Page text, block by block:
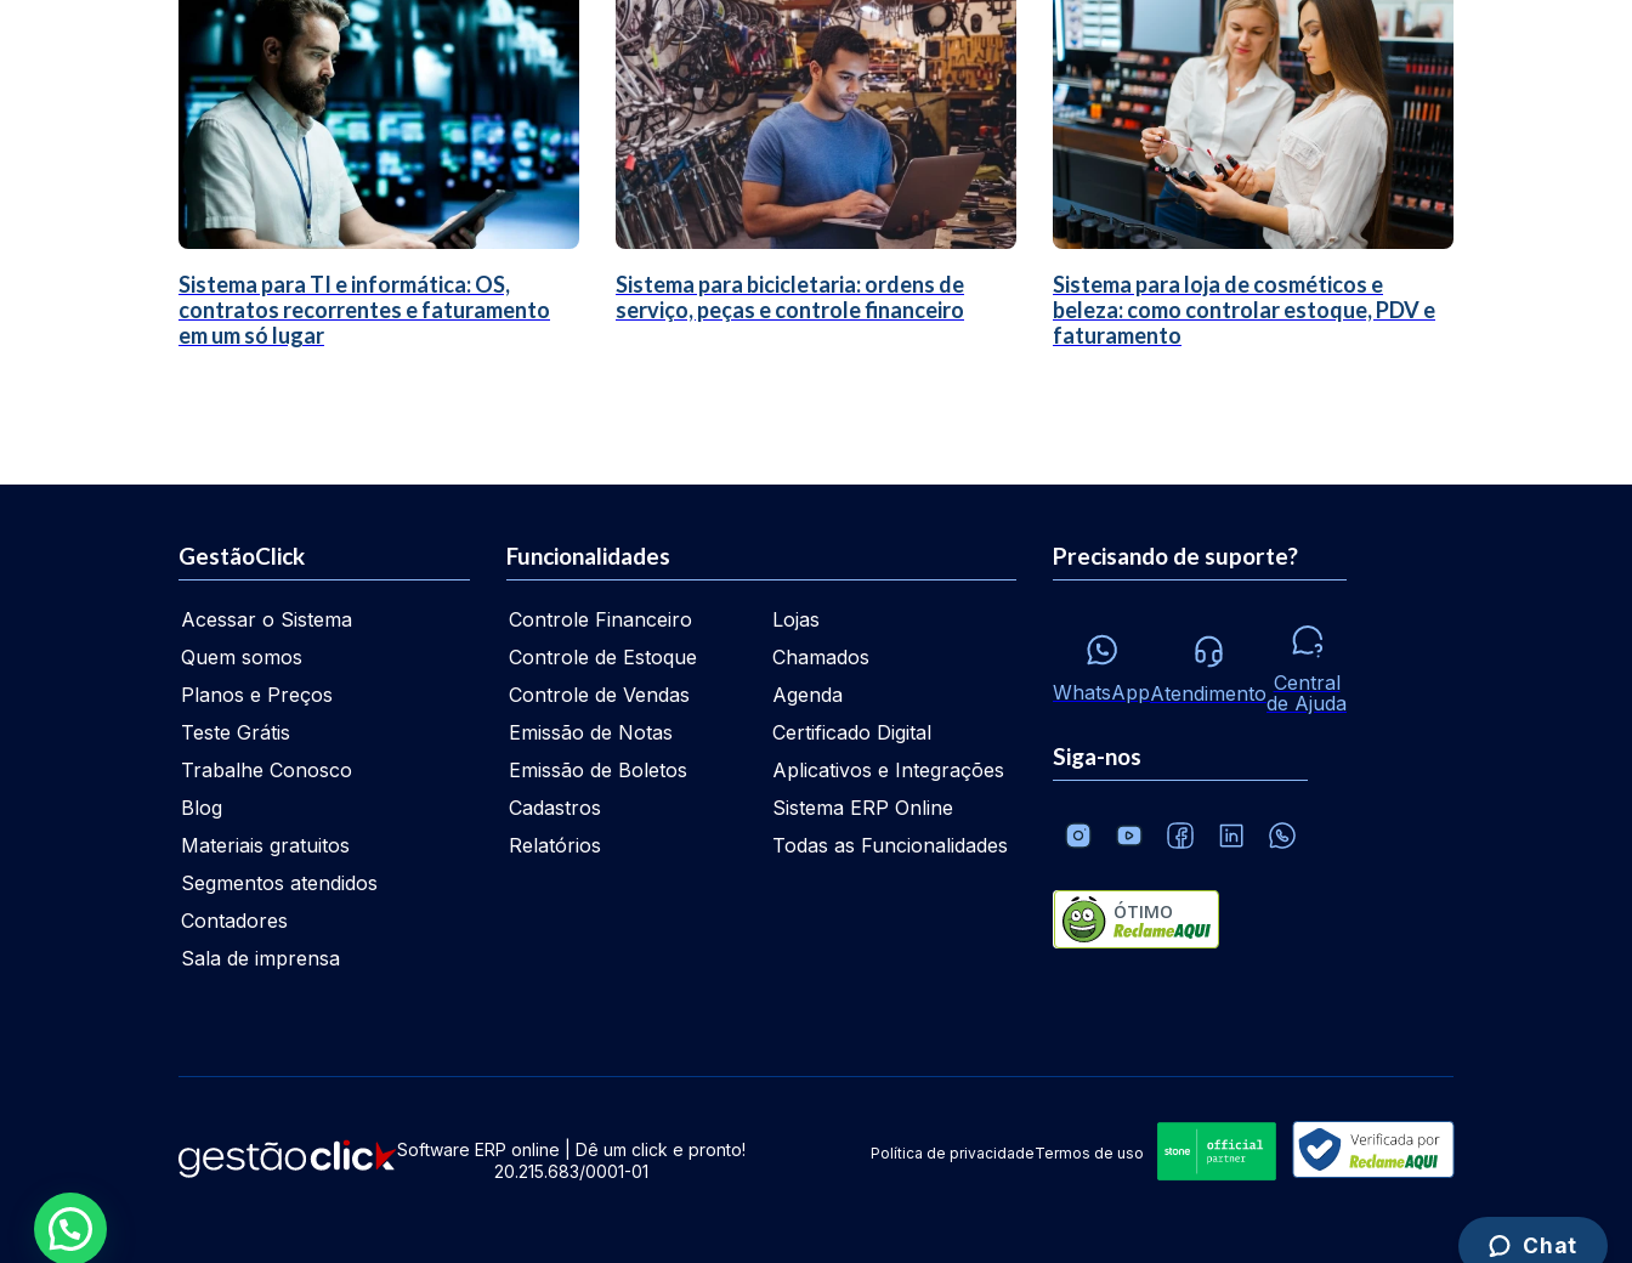
Sistema para TI e informática: OS,
contratos recorrentes e faturamento
em um só lugar
Sistema para bicicletaria: ordens de
serviço, peças e controle financeiro
Sistema para loja de cosméticos e
beleza: como controlar estoque, PDV e
faturamento
GestãoClick
Acessar o Sistema
Quem somos
Planos e Preços
Teste Grátis
Trabalhe Conosco
Blog
Materiais gratuitos
Segmentos atendidos
Contadores
Sala de imprensa
Funcionalidades
Controle Financeiro
Controle de Estoque
Controle de Vendas
Emissão de Notas
Emissão de Boletos
Cadastros
Relatórios
Lojas
Chamados
Agenda
Certificado Digital
Aplicativos e Integrações
Sistema ERP Online
Todas as Funcionalidades
Precisando de suporte?
WhatsAppAtendimento Central
de Ajuda
Siga-nos
ÓTIMO
Software ERP online | Dê um click e pronto!
20.215.683/0001-01
Política de privacidadeTermos de uso
Chat